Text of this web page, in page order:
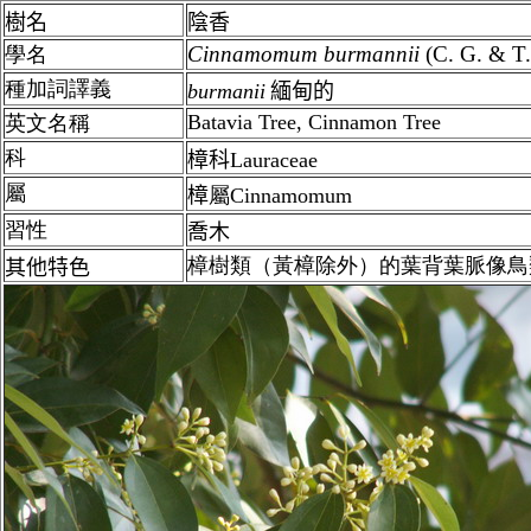
樹名
陰香
學名
Cinnamomum burmannii (C. G. &
種加詞譯義 burmanii 緬甸的
英文名稱
Batavia Tree, Cinnamon Tree
科
樟科Lauraceae
屬
樟屬Cinnamomum
習性
喬木
其他特色
樟樹類（黃樟除外）的葉背葉脈像